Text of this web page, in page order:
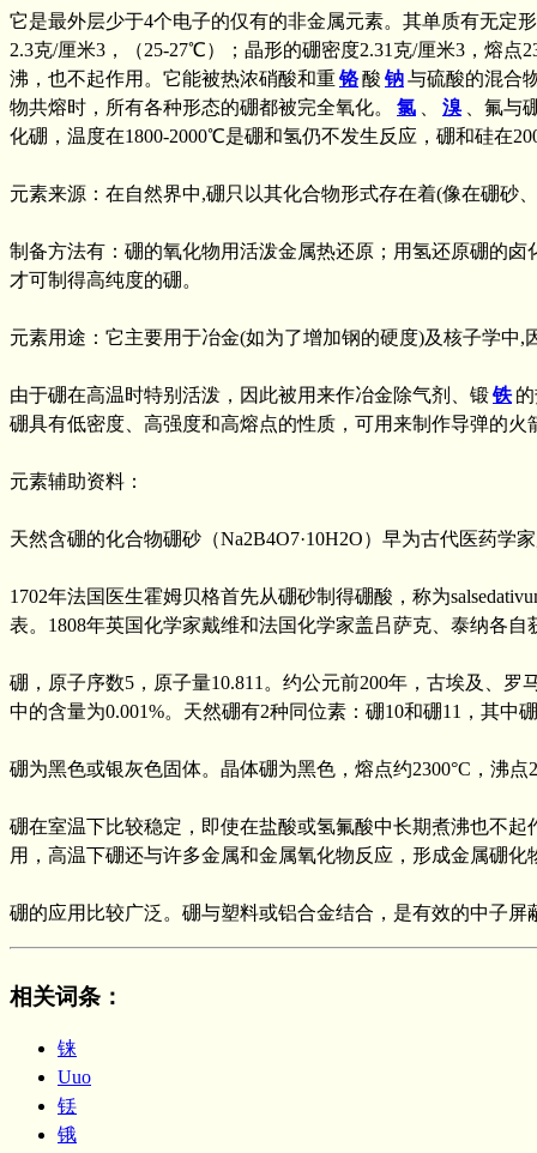
它是最外层少于4个电子的仅有的非金属元素。其单质有无定
2.3克/厘米3，（25-27℃）；晶形的硼密度2.31克/厘米3，熔
沸，也不起作用。它能被热浓硝酸和重铬酸 钠与硫酸的混合
物共熔时，所有各种形态的硼都被完全氧化。
氯 溴
、氟与
化硼，温度在1800-2000℃是硼和氢仍不发生反应，硼和硅在
元素来源：在自然界中,硼只以其化合物形式存在着(像在硼砂
制备方法有：硼的氧化物用活泼金属热还原；用氢还原硼的
才可制得高纯度的硼。
元素用途：它主要用于冶金(如为了增加钢的硬度)及核子学中,
由于硼在高温时特别活泼，因此被用来作冶金除气剂、锻铁
硼具有低密度、高强度和高熔点的性质，可用来制作导弹的
元素辅助资料：
天然含硼的化合物硼砂（Na2B4O7·10H2O）早为古代医药学
1702年法国医生霍姆贝格首先从硼砂制得硼酸，称为
表。1808年英国化学家戴维和法国化学家盖吕萨克、泰纳各
硼，原子序数5，原子量10.811。约公元前200年，古埃及、
中的含量为0.001%。天然硼有2种同位素：硼10和硼11，其中
硼为黑色或银灰色固体。晶体硼为黑色，熔点约2300°C，沸
硼在室温下比较稳定，即使在盐酸或氢氟酸中长期煮沸也不起
用，高温下硼还与许多金属和金属氧化物反应，形成金属硼
硼的应用比较广泛。硼与塑料或铝合金结合，是有效的中子
相关词条 ：
铼
Uuo
铥
锇